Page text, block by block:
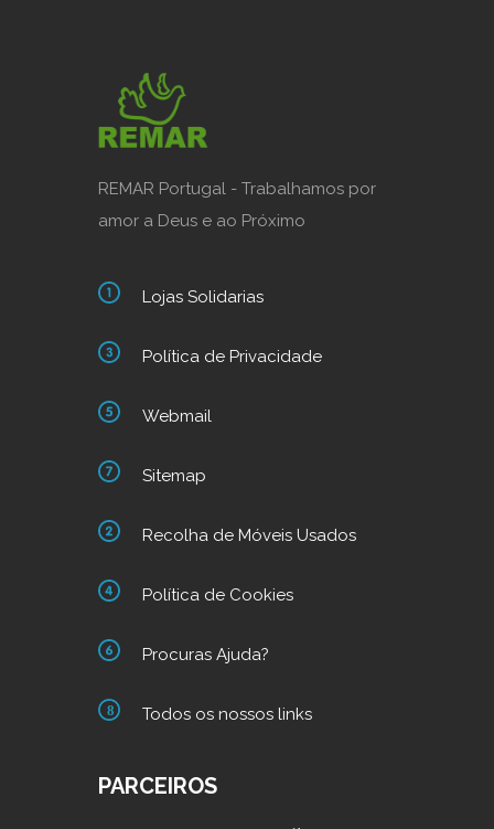
REMAR Portugal - Trabalhamos por
amor a Deus e ao Próximo
Lojas Solidarias
Política de Privacidade
Webmail
Sitemap
Recolha de Móveis Usados
Política de Cookies
Procuras Ajuda?
Todos os nossos links
PARCEIROS